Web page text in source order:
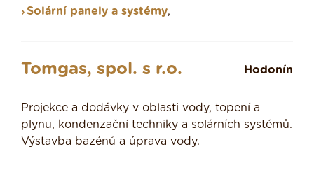
Solární panely a systémy,
Tomgas, spol. s r.o. Hodonín
Projekce a dodávky v oblasti vody, topení a
plynu, kondenzační techniky a solárních systémů.
Výstavba bazénů a úprava vody.